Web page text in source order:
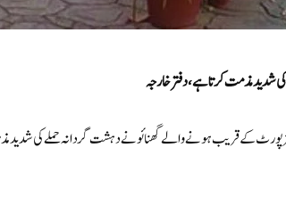
شدید مذمت کرتا ہے،دفتر خارجہ
ایئرپورٹ کے قریب ہونے والے گھنائونے دہشت گردانہ حملے کی شدید